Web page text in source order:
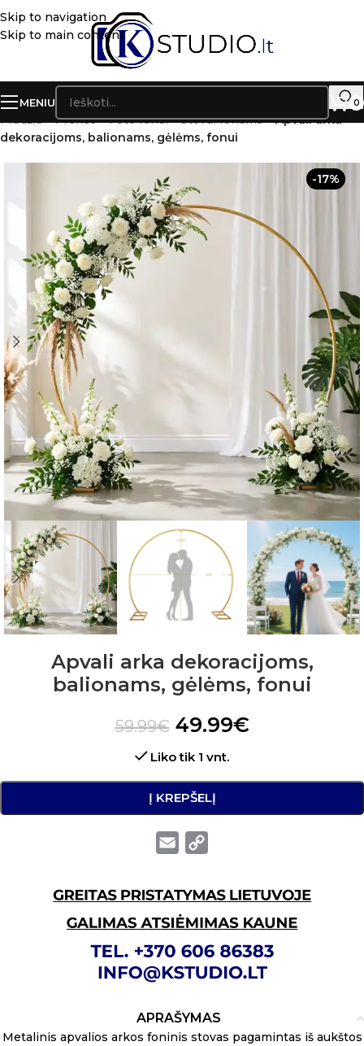
Skip to navigation
Skip to main content
MENIU 0
Pradžia»Prekės»Foto fonai – Stovai fonams»Apvali arka
dekoracijoms, balionams, gėlėms, fonui
-17%
Apvali arka dekoracijoms,
balionams, gėlėms, fonui
59.99€ 49.99€
Liko tik 1 vnt.
Į KREPŠELĮ
Email
APRAŠYMAS
Metalinis apvalios arkos foninis stovas pagamintas iš aukštos